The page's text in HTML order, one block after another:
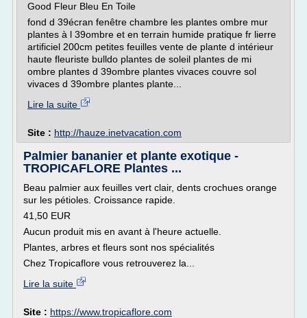
Good Fleur Bleu En Toile
fond d 39écran fenêtre chambre les plantes ombre mur
plantes à l 39ombre et en terrain humide pratique fr lierre
artificiel 200cm petites feuilles vente de plante d intérieur
haute fleuriste bulldo plantes de soleil plantes de mi
ombre plantes d 39ombre plantes vivaces couvre sol
vivaces d 39ombre plantes plante...
Lire la suite
Site : http://hauze.inetvacation.com
Palmier bananier et plante exotique -
TROPICAFLORE Plantes ...
Beau palmier aux feuilles vert clair, dents crochues orange
sur les pétioles. Croissance rapide.
41,50 EUR
Aucun produit mis en avant à l'heure actuelle.
Plantes, arbres et fleurs sont nos spécialités
Chez Tropicaflore vous retrouverez la...
Lire la suite
Site : https://www.tropicaflore.com